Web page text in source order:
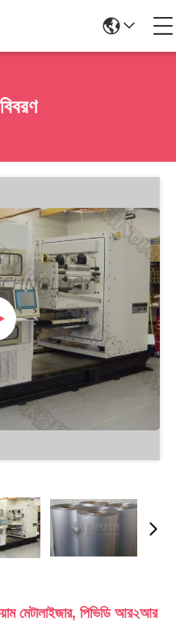
মেটালাইজার, পিভিডি আর২আর